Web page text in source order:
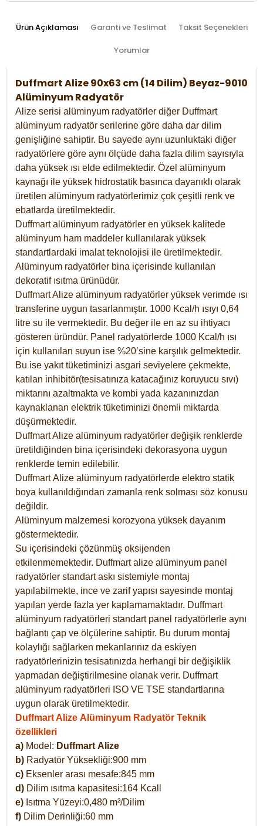
Ürün Açıklaması Garanti ve Teslimat Taksit Seçenekleri
Yorumlar
Duffmart Alize 90x63 cm (14 Dilim) Beyaz-9010
Alüminyum Radyatör
Alize serisi alüminyum radyatörler diğer Duffmart
alüminyum radyatör serilerine göre daha dar dilim
genişliğine sahiptir. Bu sayede aynı uzunluktaki diğer
radyatörlere göre aynı ölçüde daha fazla dilim sayısıyla
daha yüksek ısı elde edilmektedir. Özel alüminyum
kaynağı ile yüksek hidrostatik basınca dayanıklı olarak
üretilen alüminyum radyatörlerimiz çok çeşitli renk ve
ebatlarda üretilmektedir.
Duffmart alüminyum radyatörler en yüksek kalitede
alüminyum ham maddeler kullanılarak yüksek
standartlardaki imalat teknolojisi ile üretilmektedir.
Alüminyum radyatörler bina içerisinde kullanılan
dekoratif ısıtma ürünüdür.
Duffmart Alize alüminyum radyatörler yüksek verimde ısı
transferine uygun tasarlanmıştır. 1000 Kcal/h ısıyı 0,64
litre su ile vermektedir. Bu değer ile en az su ihtiyacı
gösteren üründür. Panel radyatörlerde 1000 Kcal/h ısı
için kullanılan suyun ise %20’sine karşılık gelmektedir.
Bu ise yakıt tüketiminizi asgari seviyelere çekmekte,
katılan inhibitör(tesisatınıza katacağınız koruyucu sıvı)
miktarını azaltmakta ve kombi yada kazanınızdan
kaynaklanan elektrik tüketiminizi önemli miktarda
düşürmektedir.
Duffmart Alize alüminyum radyatörler değişik renklerde
üretildiğinden bina içerisindeki dekorasyona uygun
renklerde temin edilebilir.
DuffmartAlize alüminyum radyatörlerde elektro statik
boya kullanıldığından zamanla renk solması söz konusu
değildir.
Alüminyum malzemesi korozyona yüksek dayanım
göstermektedir.
Su içerisindeki çözünmüş oksijenden
etkilenmemektedir. Duffmart alize alüminyum panel
radyatörler standart askı sistemiyle montaj
yapılabilmekte, ince ve zarif yapısı sayesinde montaj
yapılan yerde fazla yer kaplamamaktadır. Duffmart
alüminyum radyatörleri standart panel radyatörlerle aynı
bağlantı çap ve ölçülerine sahiptir. Bu durum montaj
kolaylığı sağlarken mekanlarınız da eskiyen
radyatörlerinizin tesisatınızda herhangi bir değişiklik
yapmadan değiştirilmesine olanak verir. Duffmart
alüminyum radyatörleri ISO VE TSE standartlarına
uygun olarak üretilmektedir.
Duffmart Alize Alüminyum Radyatör Teknik
özellikleri
a) Model: Duffmart Alize
b) Radyatör Yüksekliği:900 mm
c) Eksenler arası mesafe:845 mm
d) Dilim ısıtma kapasitesi:164 Kcall
e) Isıtma Yüzeyi:0,480 m²/Dilim
f) Dilim Derinliği:60 mm